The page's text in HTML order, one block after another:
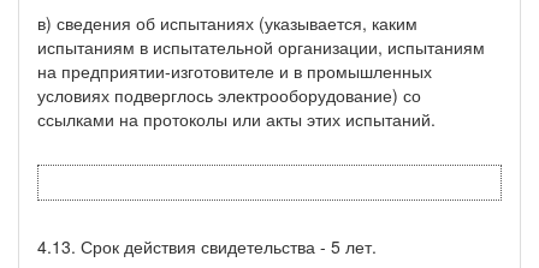
в) сведения об испытаниях (указывается, каким
испытаниям в испытательной организации, испытаниям
на предприятии-изготовителе и в промышленных
условиях подверглось электрооборудование) со
ссылками на протоколы или акты этих испытаний.
4.13. Срок действия свидетельства - 5 лет.